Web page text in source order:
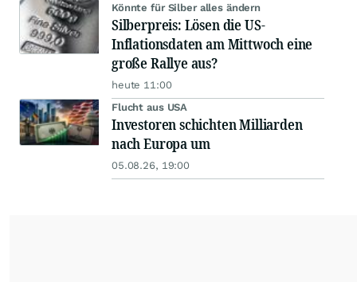
Könnte für Silber alles ändern
Silberpreis: Lösen die US-
Inflationsdaten am Mittwoch eine
große Rallye aus?
heute 11:00
Flucht aus USA
Investoren schichten Milliarden
nach Europa um
05.08.26, 19:00